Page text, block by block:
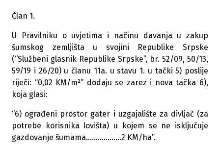
Član 1.
U Pravilniku o uvjetima i načinu davanja u zakup
šumskog zemljišta u svojini Republike Srpske
(“Službeni glasnik Republike Srpske”, br. 52/09, 50/13,
59/19 i 26/20) u članu 11a. u stavu 1. u tački 5) poslije
riječi: “0,02 KM/m²” dodaju se zarez i nova tačka 6),
koja glasi:
“6) ograđeni prostor gater i uzgajalište za divljač (za
potrebe korisnika lovišta) u kojem se ne isključuje
gazdovanje šumama..................2 KM/ha”.